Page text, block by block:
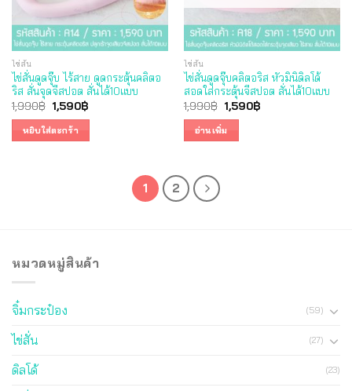
ไข่สั่น
ไข่สั่นดูดจุ๊บ ไร้สาย ดูดกระตุ้นคลิตอ
ริส สั่นจุดจีสปอต สั่นได้10แบบ
1,990฿ Original
price
was:
1,990฿.
1,590฿Current
หยิบใส่ตะกร้า
ไข่สั่น
ไข่สั่นดูดจุ๊บคลิตอริส หัวมินิดิลโด้
สอดใส่กระตุ้นจีสปอต สั่นได้10แบบ
1,990฿ Original
price
1,990฿.
1,590฿Current
อ่านเพิ่ม
1 2
หมวดหมู่สินค้า
จิ๋มกระป๋อง (59)
ไข่สั่น (27)
ดิลโด้ (23)